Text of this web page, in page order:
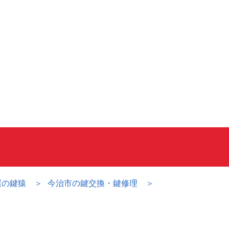
鍵猿 今治市の鍵交換・鍵修理